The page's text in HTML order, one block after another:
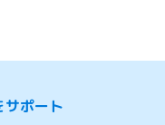
サポート